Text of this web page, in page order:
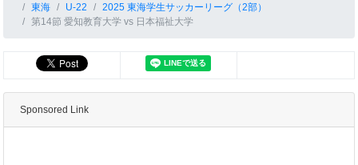
東海
U-22
2025 東海学生サッカーリーグ（2部）
第14節 愛知教育大学 vs 日本福祉大学
Sponsored Link